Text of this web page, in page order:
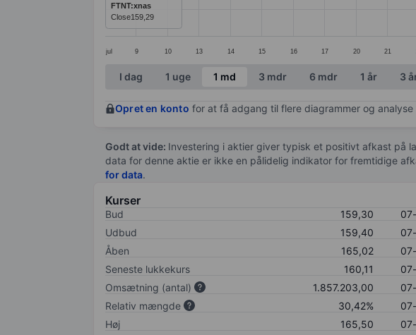
jul 9 10 13 14 15 16 17 20 21
FTNT:xnas
Close159,29
End of interactive chart.
I dag 1 uge 1 md 3 mdr 6 mdr 1 år 3
Opret en konto for at få adgang til flere diagrammer og
Godt at vide: Investering i aktier giver typisk et positivt afkast på
data for denne aktie er ikke en pålidelig indikator for fremtidige
for data.
Kurser
Bud 159,30
Udbud
159,40
Åben
165,02
Seneste lukkekurs
160,11
Omsætning (antal)
1.857.203,00
Relativ mængde
30,42%
Høj
165,50